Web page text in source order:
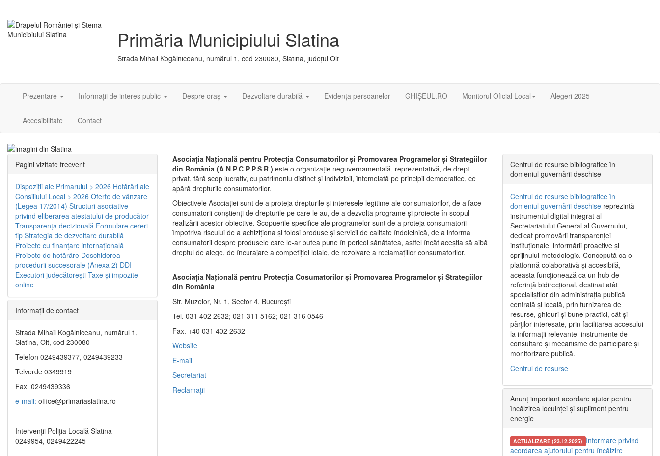
Primăria Municipiului Slatina
Strada Mihail Kogălniceanu, numărul 1, cod 230080, Slatina, județul Olt
Prezentare Informații de interes public Despre oraș Dezvoltare durabilă Evidența persoanelor GHIȘEUL.RO Monitorul Oficial Local Alegeri 2025
Accesibilitate Contact
Asociaţia Naţională pentru Protecţia Consumatorilor şi Promovarea Programelor şi Strategiilor
din România (A.N.P.C.P.P.S.R.) este o organizaţie neguvernamentală, reprezentativă, de drept
privat, fără scop lucrativ, cu patrimoniu distinct şi indivizibil, întemeiată pe principii democratice, ce
apără drepturile consumatorilor.
Obiectivele Asociaţiei sunt de a proteja drepturile şi interesele legitime ale consumatorilor, de a face
consumatorii conştienţi de drepturile pe care le au, de a dezvolta programe şi proiecte în scopul
realizării acestor obiective. Scopuerile specifice ale programelor sunt de a proteja consumatorii
împotriva riscului de a achiziţiona şi folosi produse şi servicii de calitate îndoielnică, de a informa
consumatorii despre produsele care le-ar putea pune în pericol sănătatea, astfel încât aceştia să aibă
dreptul de alege, de încurajare a competiţiei loiale, de rezolvare a reclamaţiilor consumatorilor.
Asociaţia Naţională pentru Protecţia Cosumatorilor şi Promovarea Programelor şi Strategiilor
din România
Str. Muzelor, Nr. 1, Sector 4, Bucureşti
Tel. 031 402 2632; 021 311 5162; 021 316 0546
Fax. +40 031 402 2632
Website
E-mail
Secretariat
Reclamaţii
Pagini vizitate frecvent
Dispoziţii ale Primarului > 2026 Hotărâri ale
Consiliului Local > 2026 Oferte de vânzare
(Legea 17/2014) Structuri asociative
privind eliberarea atestatului de producător
Transparenţa decizională Formulare cereri
tip Strategia de dezvoltare durabilă
Proiecte cu finanţare internaţională
Proiecte de hotărâre Deschiderea
procedurii succesorale (Anexa 2) DDI -
Executori judecătorești Taxe şi impozite
online
Informaţii de contact
Strada Mihail Kogălniceanu, numărul 1,
Slatina, Olt, cod 230080
Telefon 0249439377, 0249439233
Telverde 0349919
Fax: 0249439336
e-mail: office@primariaslatina.ro
Intervenții Poliția Locală Slatina
0249954, 0249422245
Centrul de resurse bibliografice în
domeniul guvernării deschise
Centrul de resurse bibliografice în
domeniul guvernării deschise reprezintă
instrumentul digital integrat al
Secretariatului General al Guvernului,
dedicat promovării transparenței
instituționale, informării proactive și
sprijinului metodologic. Concepută ca o
platformă colaborativă și accesibilă,
aceasta funcționează ca un hub de
referință bidirecțional, destinat atât
specialiștilor din administrația publică
centrală și locală, prin furnizarea de
resurse, ghiduri și bune practici, cât și
părților interesate, prin facilitarea accesului
la informații relevante, instrumente de
consultare și mecanisme de participare și
monitorizare publică.
Centrul de resurse
Anunț important acordare ajutor pentru
încălzirea locuinței și supliment pentru
energie
ACTUALIZARE (23.12.2025) Informare privind
acordarea ajutorului pentru încălzire